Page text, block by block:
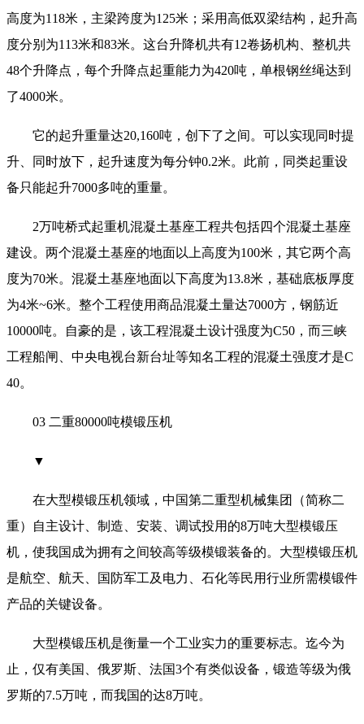
高度为118米，主梁跨度为125米；采用高低双梁结构，起升高
度分别为113米和83米。这台升降机共有12卷扬机构、整机共
48个升降点，每个升降点起重能力为420吨，单根钢丝绳达到
了4000米。
它的起升重量达20,160吨，创下了之间。可以实现同时提
升、同时放下，起升速度为每分钟0.2米。此前，同类起重设
备只能起升7000多吨的重量。
2万吨桥式起重机混凝土基座工程共包括四个混凝土基座
建设。两个混凝土基座的地面以上高度为100米，其它两个高
度为70米。混凝土基座地面以下高度为13.8米，基础底板厚度
为4米~6米。整个工程使用商品混凝土量达7000方，钢筋近
10000吨。自豪的是，该工程混凝土设计强度为C50，而三峡
工程船闸、中央电视台新台址等知名工程的混凝土强度才是C
40。
03 二重80000吨模锻压机
▼
在大型模锻压机领域，中国第二重型机械集团（简称二
重）自主设计、制造、安装、调试投用的8万吨大型模锻压
机，使我国成为拥有之间较高等级模锻装备的。大型模锻压机
是航空、航天、国防军工及电力、石化等民用行业所需模锻件
产品的关键设备。
大型模锻压机是衡量一个工业实力的重要标志。迄今为
止，仅有美国、俄罗斯、法国3个有类似设备，锻造等级为俄
罗斯的7.5万吨，而我国的达8万吨。